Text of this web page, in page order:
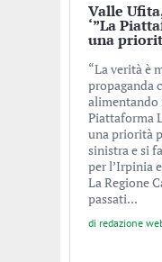
Valle
‘”La
una
“La verità è
propaganda
alimentando
Piattaforma
una priorità
sinistra e si
per l’Irpinia
La Regione
passati...
di redazione